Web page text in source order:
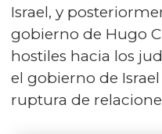
Israel, y
gobierno de Hugo
hostiles hacia los
el gobierno de
ruptura de